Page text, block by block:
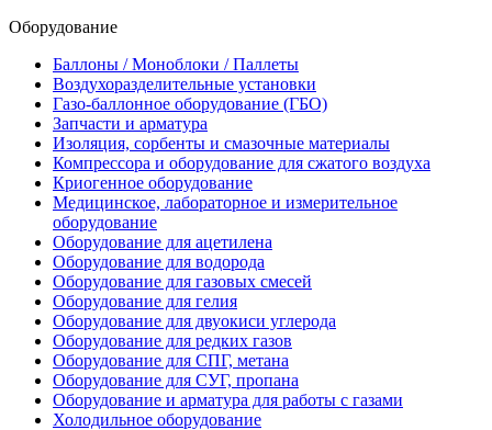
Оборудование
Баллоны / Моноблоки / Паллеты
Воздухоразделительные установки
Газо-баллонное оборудование (ГБО)
Запчасти и арматура
Изоляция, сорбенты и смазочные материалы
Компрессора и оборудование для сжатого воздуха
Криогенное оборудование
Медицинское, лабораторное и измерительное
оборудование
Оборудование для ацетилена
Оборудование для водорода
Оборудование для газовых смесей
Оборудование для гелия
Оборудование для двуокиси углерода
Оборудование для редких газов
Оборудование для СПГ, метана
Оборудование для СУГ, пропана
Оборудование и арматура для работы с газами
Холодильное оборудование